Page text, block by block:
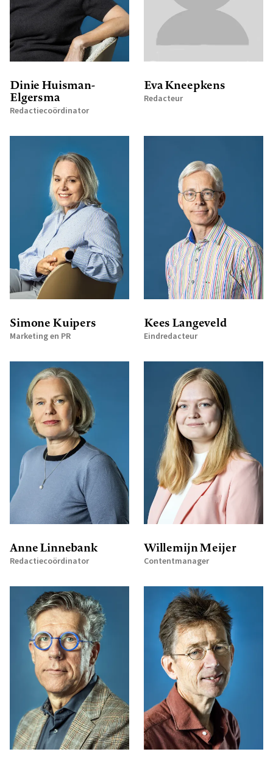
Dinie Huisman-
Elgersma
Redactiecoördinator
Eva Kneepkens
Redacteur
Simone Kuipers
Marketing en PR
Kees Langeveld
Eindredacteur
Anne Linnebank
Redactiecoördinator
Willemijn Meijer
Contentmanager